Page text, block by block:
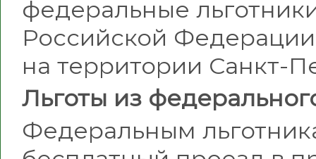
федеральные
Российской
на территории Санкт-
Льготы из
Федеральным